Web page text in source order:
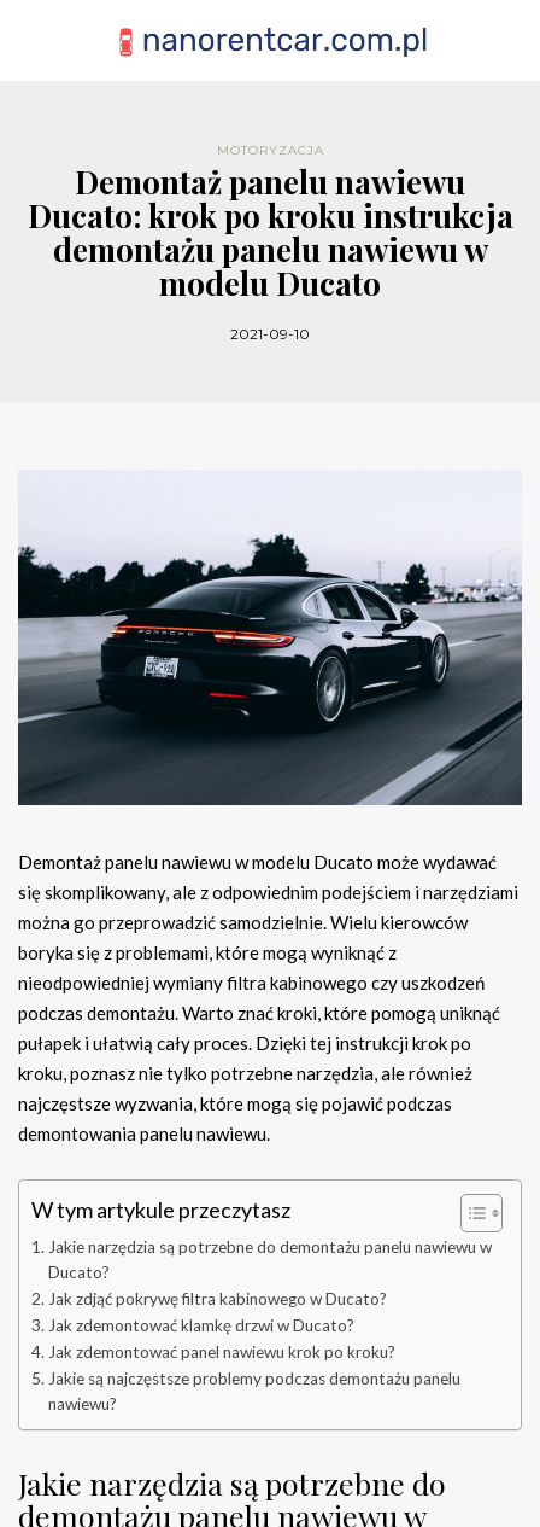
MOTORYZACJA
Demontaż panelu nawiewu
Ducato: krok po kroku instrukcja
demontażu panelu nawiewu w
modelu Ducato
2021-09-10
Demontaż panelu nawiewu w modelu Ducato może wydawać
się skomplikowany, ale z odpowiednim podejściem i narzędziami
można go przeprowadzić samodzielnie. Wielu kierowców
boryka się z problemami, które mogą wyniknąć z
nieodpowiedniej wymiany filtra kabinowego czy uszkodzeń
podczas demontażu. Warto znać kroki, które pomogą uniknąć
pułapek i ułatwią cały proces. Dzięki tej instrukcji krok po
kroku, poznasz nie tylko potrzebne narzędzia, ale również
najczęstsze wyzwania, które mogą się pojawić podczas
demontowania panelu nawiewu.
W tym artykule przeczytasz
Jakie narzędzia są potrzebne do demontażu panelu nawiewu w
Ducato?
Jak zdjąć pokrywę filtra kabinowego w Ducato?
Jak zdemontować klamkę drzwi w Ducato?
Jak zdemontować panel nawiewu krok po kroku?
Jakie są najczęstsze problemy podczas demontażu panelu
nawiewu?
Jakie narzędzia są potrzebne do
demontażu panelu nawiewu w